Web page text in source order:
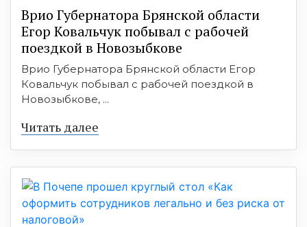
Врио Губернатора Брянской области
Егор Ковальчук побывал с рабочей
поездкой в Новозыбкове
Врио Губернатора Брянской области Егор
Ковальчук побывал с рабочей поездкой в
Новозыбкове, ...
Читать далее